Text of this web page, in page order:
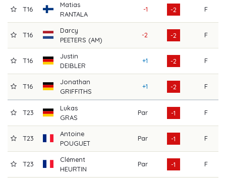
T16
Matias
RANTALA
-1 -2 F
T16
Darcy
PEETERS (AM)
-2 -2 F
T16
Justin
DEIBLER
+1 -2 F
T16
Jonathan
GRIFFITHS
+1 -2 F
T23
Lukas
GRAS
Par -1 F
T23
Antoine
POUGUET
Par -1 F
T23
Clément
HEURTIN
Par -1 F